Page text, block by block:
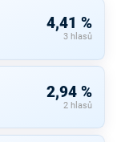
4,41 %
3 hlasů
2,94 %
2 hlasů